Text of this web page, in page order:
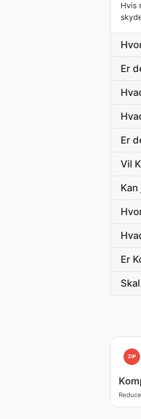
Hvis
Er
Er
Vil
Er
ZIP